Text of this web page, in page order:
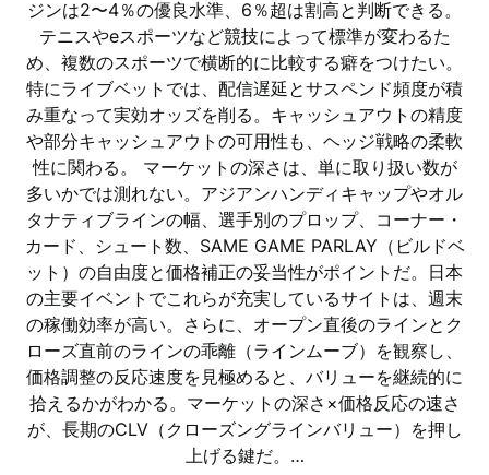
ジンは2〜4％の優良水準、6％超は割高と判断できる。
テニスやeスポーツなど競技によって標準が変わるた
め、複数のスポーツで横断的に比較する癖をつけたい。
特にライブベットでは、配信遅延とサスペンド頻度が積
み重なって実効オッズを削る。キャッシュアウトの精度
や部分キャッシュアウトの可用性も、ヘッジ戦略の柔軟
性に関わる。 マーケットの深さは、単に取り扱い数が
多いかでは測れない。アジアンハンディキャップやオル
タナティブラインの幅、選手別のプロップ、コーナー・
カード、シュート数、SAME GAME PARLAY（ビルドベ
ット）の自由度と価格補正の妥当性がポイントだ。日本
の主要イベントでこれらが充実しているサイトは、週末
の稼働効率が高い。さらに、オープン直後のラインとク
ローズ直前のラインの乖離（ラインムーブ）を観察し、
価格調整の反応速度を見極めると、バリューを継続的に
拾えるかがわかる。マーケットの深さ×価格反応の速さ
が、長期のCLV（クローズングラインバリュー）を押し
上げる鍵だ。…